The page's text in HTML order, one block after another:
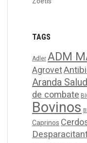
TAGS
Adler ADM
Agrovet
Aranda
de combate
Bovinos
Caprinos